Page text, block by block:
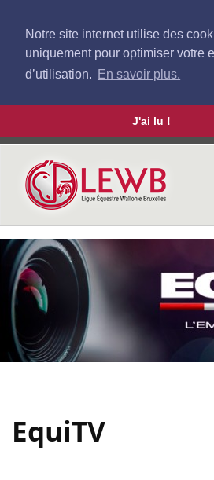
Notre site internet utilise des
uniquement pour optimiser votre
d’utilisation. En savoir plus.
J'ai lu !
Aller
contenu
principal
EquiTV